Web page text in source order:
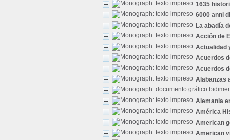
1635
6000 anni
La abadía
Acción de
Actualidad
Acuerdos
Acuerdos
Alabanzas
Alemania
América
American
American